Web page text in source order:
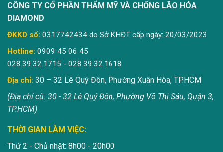
CÔNG TY CỔ PHẦN THẨM MỸ VÀ CHỐNG LÃO HÓA
DIAMOND
ĐKKD số: 0317742434 do Sở KHĐT cấp ngày: 20/03/2023
Hotline: 0909 45 06 45
028.39.32.1715 - 028.39.32.1618
Địa chỉ: 30 – 32 Lê Quý Đôn, Phường Xuân Hòa, TP.HCM
(Địa chỉ cũ: 30 - 32 Lê Quý Đôn, Phường Võ Thị Sáu, Quận 3,
TP.HCM)
THỜI GIAN LÀM VIỆC:
Thứ 2 - Chủ nhật: 8h00 - 20h00